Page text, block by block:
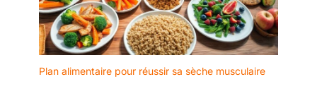
Plan alimentaire pour réussir sa sèche musculaire